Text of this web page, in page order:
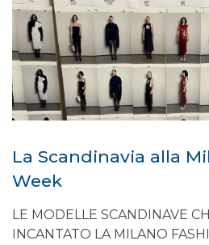
La Scandinavia alla
Week
LE MODELLE SCANDINAVE
INCANTATO LA MILANO